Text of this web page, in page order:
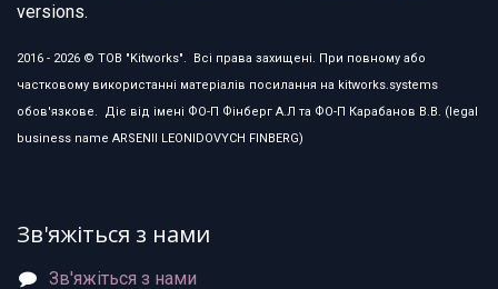
versions.
2016 - 2026 © ТОВ "Kitworks". Всі права захищені. При повному або
частковому використанні матеріалів посилання на kitworks.systems
обов'язкове. Діє від імені ФО-П Фінберг А.Л та ФО-П Карабанов В.В. (legal
business name ARSENII LEONIDOVYCH FINBERG)
Зв'яжіться з нами
Зв'яжіться з нами